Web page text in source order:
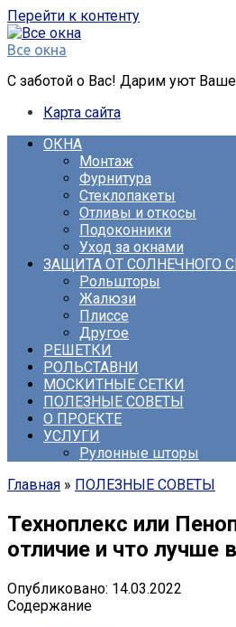
Перейти к контенту
Все окна
С заботой о Вас! Дарим уют
Карта сайта
ОКНА
Монтаж
Фурнитура
Стеклопакеты
Отливы и откосы
Подоконники
Уход за окнами
ЗАЩИТА ОТ СОЛНЕЧНОГО
Рольшторы
Жалюзи
Плиссе
Другое
РЕШЕТКИ
РОЛЬСТАВНИ
МОСКИТНЫЕ СЕТКИ
ПОЛЕЗНЫЕ СОВЕТЫ
О ПРОЕКТЕ
УСЛУГИ
Рулонные шторы
Главная » ПОЛЕЗНЫЕ СОВЕТЫ
Техноплекс или
отличие и что лучше
Опубликовано: 14.03.2022
Содержание